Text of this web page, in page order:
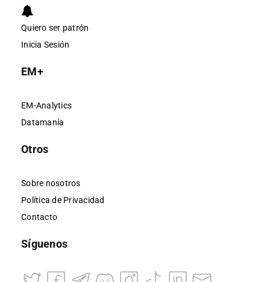
Quiero ser patrón
Inicia Sesión
EM+
EM-Analytics
Datamanía
Otros
Sobre nosotros
Política de Privacidad
Contacto
Síguenos